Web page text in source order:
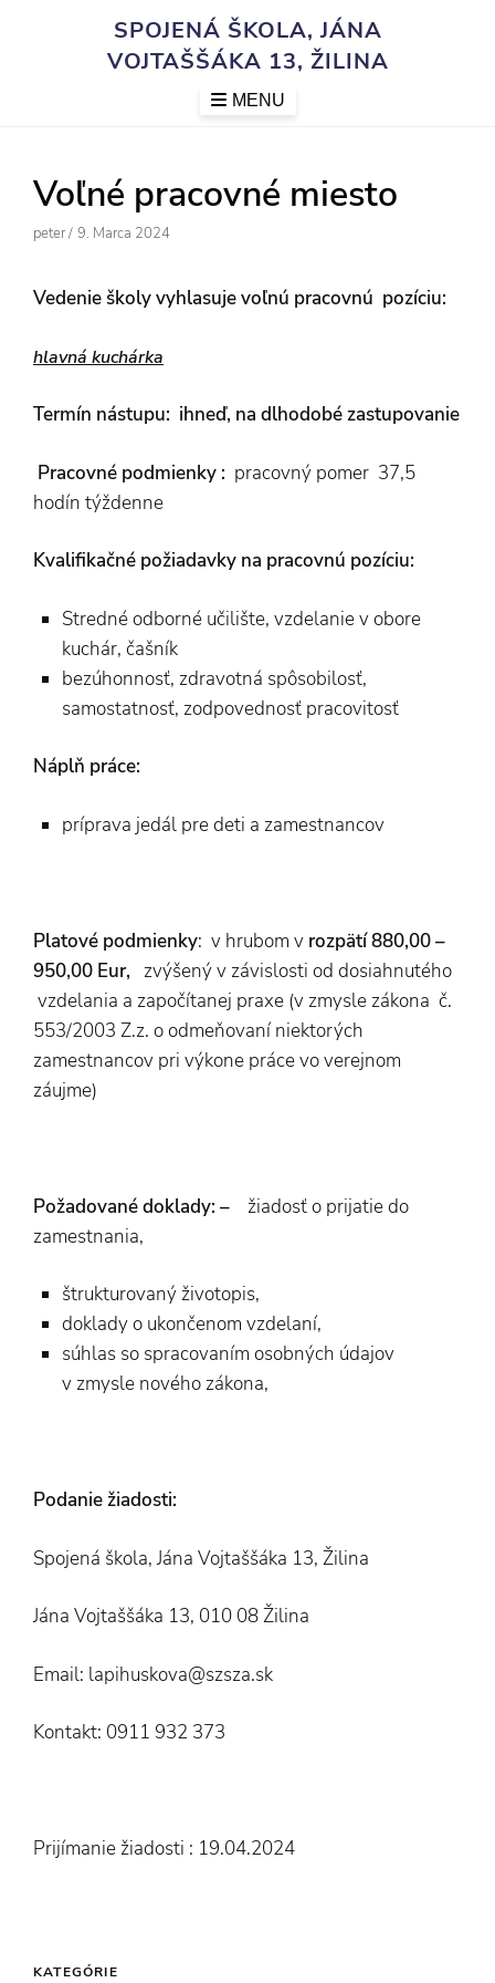
SPOJENÁ ŠKOLA, JÁNA
VOJTAŠŠÁKA 13, ŽILINA
MENU
Voľné pracovné miesto
Author
Peter/ Posted
9. Marca 2024
Vedenie školy vyhlasuje voľnú pracovnú pozíciu:
hlavná kuchárka
Termín nástupu: ihneď, na dlhodobé zastupovanie
Pracovné podmienky : pracovný pomer 37,5
hodín týždenne
Kvalifikačné požiadavky na pracovnú pozíciu:
Stredné odborné učilište, vzdelanie v obore
kuchár, čašník
bezúhonnosť, zdravotná spôsobilosť,
samostatnosť, zodpovednosť pracovitosť
Náplň práce:
príprava jedál pre deti a zamestnancov
Platové podmienky: v hrubom v rozpätí 880,00 –
950,00 Eur,
zvýšený v závislosti od dosiahnutého
vzdelania a započítanej praxe (v zmysle zákona č.
553/2003 Z.z. o odmeňovaní niektorých
zamestnancov pri výkone práce vo verejnom
záujme)
Požadované doklady: – žiadosť o prijatie do
zamestnania,
štrukturovaný životopis,
doklady o ukončenom vzdelaní,
súhlas so spracovaním osobných údajov
v zmysle nového zákona,
Podanie žiadosti:
Spojená škola, Jána Vojtaššáka 13, Žilina
Jána Vojtaššáka 13, 010 08 Žilina
Email: lapihuskova@szsza.sk
Kontakt: 0911 932 373
Prijímanie žiadosti : 19.04.2024
KATEGÓRIE